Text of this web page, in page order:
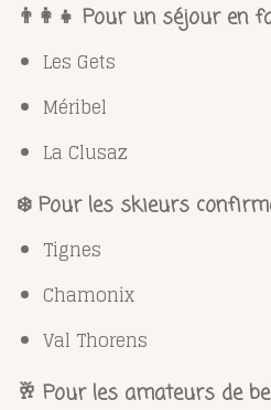
👨‍👩‍👧 Pour un séjour en
Les Gets
Méribel
La Clusaz
❄️ Pour les skieurs
Tignes
Chamonix
Val Thorens
🥂 Pour les amateurs de